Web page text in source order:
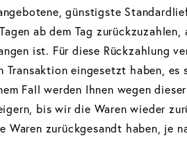
günstigste
ab dem Tag
ist. Für diese Rückzahlung
eingesetzt haben, es
Fall werden Ihnen wegen
bis wir die Waren wieder
Waren zurückgesandt haben, je